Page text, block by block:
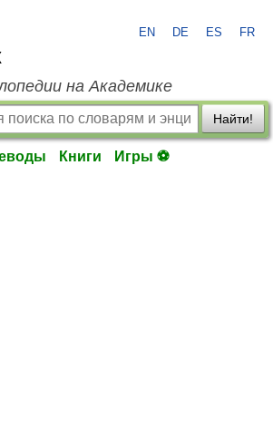
EN DE ES FR
на Академике
Найти!
Книги Игры ⚽